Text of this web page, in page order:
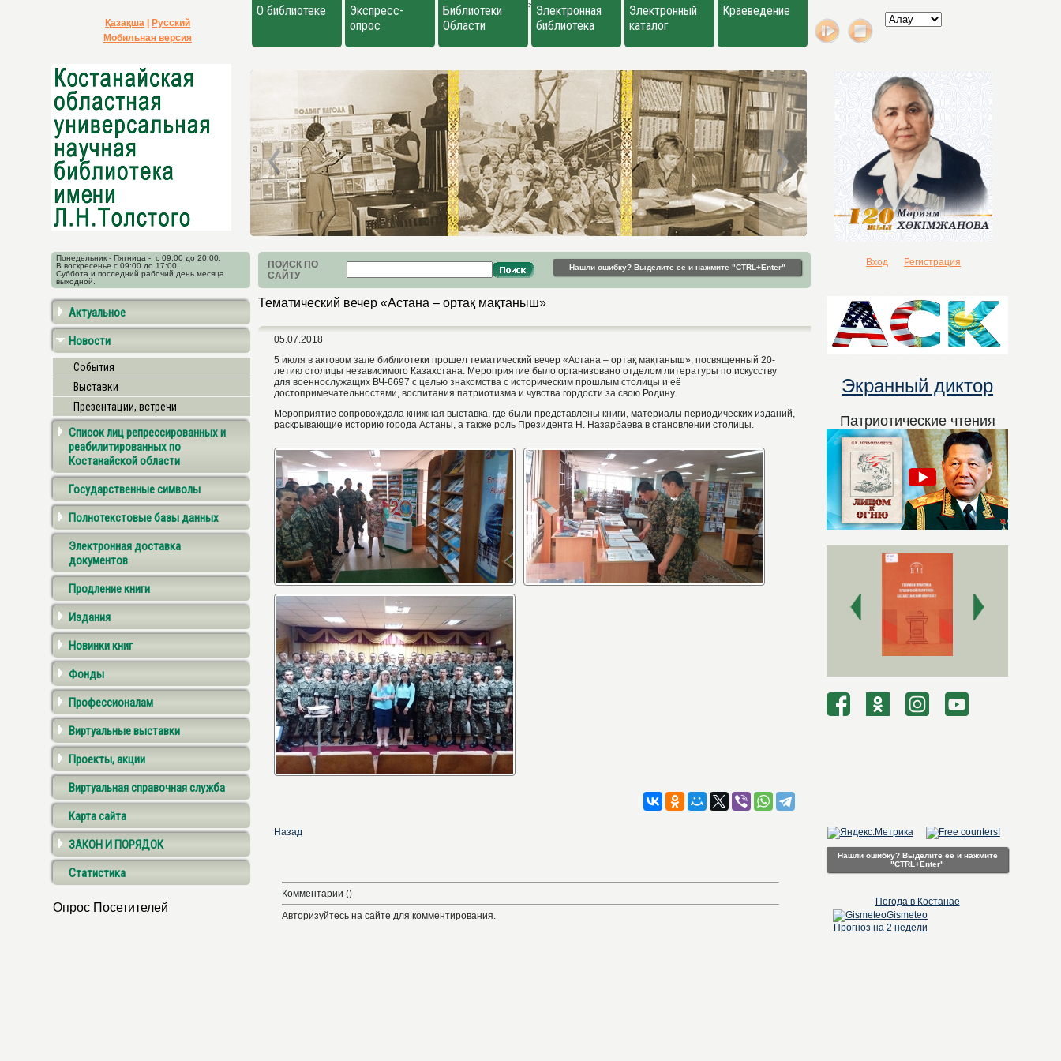
>
Қазақша
Русский
Мобильная версия
О библиотеке
Экспресс-
опрос
Библиотеки
Области
Электронная
библиотека
Электронный
каталог
Краеведение
Понедельник - Пятница - с 09:00 до 20:00.
В воскресенье с 09:00 до 17:00.
Суббота и последний рабочий день месяца
выходной.
ПОИСК ПО
САЙТУ
Нашли ошибку? Выделите ее и нажмите "CTRL+Enter" Вход Регистрация
Актуальное
Новости
События
Выставки
Презентации, встречи
Список лиц репрессированных и
реабилитированных по
Костанайской области
Государственные символы
Полнотекстовые базы данных
Электронная доставка
документов
Продление книги
Издания
Новинки книг
Фонды
Профессионалам
Виртуальные выставки
Проекты, акции
Виртуальная справочная служба
Карта сайта
ЗАКОН И ПОРЯДОК
Статистика
Опрос Посетителей
Тематический вечер «Астана – ортақ мақтаныш»
05.07.2018
5 июля в актовом зале библиотеки прошел тематический вечер «Астана – ортақ мақтаныш», посвященный 20-
летию столицы независимого Казахстана. Мероприятие было организовано отделом литературы по искусству
для военнослужащих ВЧ-6697 с целью знакомства с историческим прошлым столицы и её
достопримечательностями, воспитания патриотизма и чувства гордости за свою Родину.
Мероприятие сопровождала книжная выставка, где были представлены книги, материалы периодических изданий,
раскрывающие историю города Астаны, а также роль Президента Н. Назарбаева в становлении столицы.
Назад
Комментарии ()
Авторизуйтесь на сайте для комментирования.
Экранный диктор
Патриотические чтения
Нашли ошибку? Выделите ее и нажмите
"CTRL+Enter"
Погода в Костанае
Gismeteo
Прогноз на 2 недели